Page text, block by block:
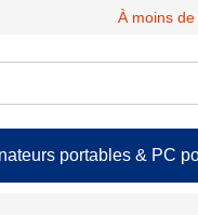
À moins
portables & PC